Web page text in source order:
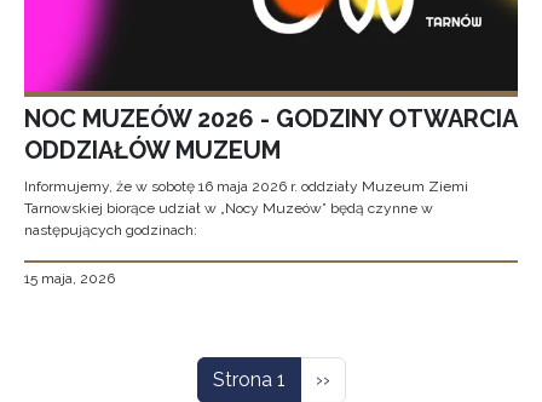
NOC MUZEÓW 2026 - GODZINY OTWARCIA
ODDZIAŁÓW MUZEUM
Informujemy, że w sobotę 16 maja 2026 r. oddziały Muzeum Ziemi
Tarnowskiej biorące udział w „Nocy Muzeów” będą czynne w
następujących godzinach:
15 maja, 2026
Strona 1 Następna strona
››